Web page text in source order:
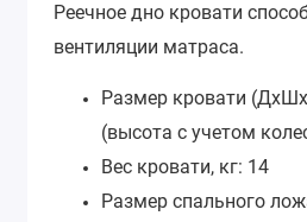
Реечное дно кровати
вентиляции матраса.
Размер кровати
(высота с учетом
Вес кровати, кг: 14
Размер спального